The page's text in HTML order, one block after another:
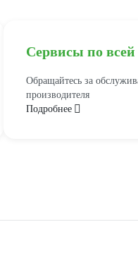
Сервисы по всей
Обращайтесь за
производителя
Подробнее